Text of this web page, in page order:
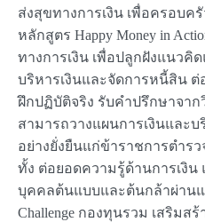
ส่งสุขทางการเงิน เพื่อครอบค
หลักสูตร Happy Money in
ทางการเงิน เพื่อปลูกฝังแนวคิ
บริหารเงินและจัดการหนี้สิน
ฝึกปฏิบัติจริง รับคำปรึกษาจาก
สามารถวางแผนการเงินและ
อย่างยั่งยืนแก่ข้าราชการตำร
ทั้ง ต่อยอดความรู้ด้านการเงิน
บุคคลต้นแบบและต้นกล้าผ่านแ
Challenge กองทุนรวม เสริมส